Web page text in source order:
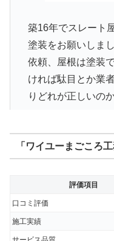
築16年でスレート
塗装をお願いしま
依頼、屋根は塗装
ければ駄目とか業
りどれが正しいの
まごころさんは屋
え一番正しい説明
よかったと感謝し
値段はもちろん大
と4年後5年後問題
「ワイユーまごころ
評価項目
口コミ評価
施工実績